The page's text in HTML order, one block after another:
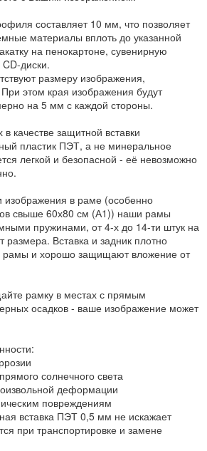
составляет 10 мм, что позволяет
материалы вплоть до указанной
на пенокартоне, сувенирную
диски.
размеру изображения,
этом края изображения будут
на 5 мм с каждой стороны.
качестве защитной вставки
пластик ПЭТ, а не минеральное
легкой и безопасной - её невозможно
изображения в раме (особенно
свыше 60х80 см (А1)) наши рамы
пружинами, от 4-х до 14-ти штук на
размера. Вставка и задник плотно
и хорошо защищают вложение от
рамку в местах с прямым
осадков - ваше изображение может
солнечного света
деформации
повреждениям
вставка ПЭТ 0,5 мм не искажает
при транспортировке и замене